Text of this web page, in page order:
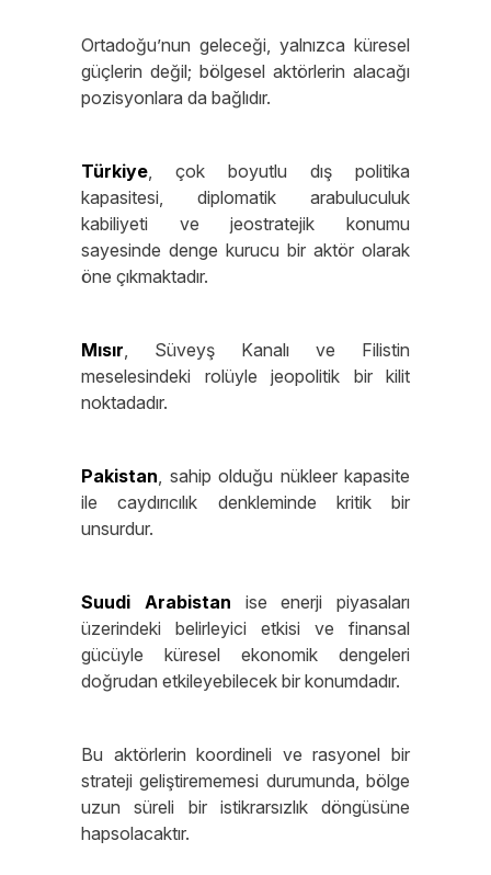
Ortadoğu’nun geleceği, yalnızca küresel
güçlerin değil; bölgesel aktörlerin alacağı
pozisyonlara da bağlıdır.
Türkiye, çok boyutlu dış politika
kapasitesi, diplomatik arabuluculuk
kabiliyeti ve jeostratejik konumu
sayesinde denge kurucu bir aktör olarak
öne çıkmaktadır.
Mısır, Süveyş Kanalı ve Filistin
meselesindeki rolüyle jeopolitik bir kilit
noktadadır.
Pakistan, sahip olduğu nükleer kapasite
ile caydırıcılık denkleminde kritik bir
unsurdur.
Suudi Arabistan ise enerji piyasaları
üzerindeki belirleyici etkisi ve finansal
gücüyle küresel ekonomik dengeleri
doğrudan etkileyebilecek bir konumdadır.
Bu aktörlerin koordineli ve rasyonel bir
strateji geliştirememesi durumunda, bölge
uzun süreli bir istikrarsızlık döngüsüne
hapsolacaktır.